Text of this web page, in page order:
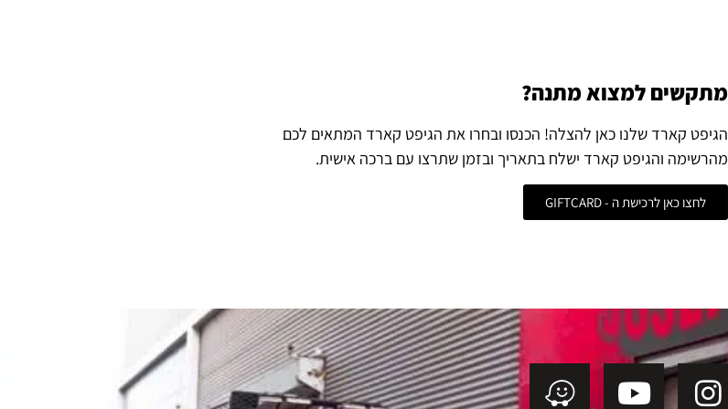
מתקשים למצוא מתנה?
הגיפט קארד שלנו כאן להצלה! הכנסו ובחרו את הגיפט קארד המתאים לכם
מהרשימה והגיפט קארד ישלח בתאריך ובזמן שתרצו עם ברכה אישית.
לחצו כאן לרכישת ה - GIFTCARD